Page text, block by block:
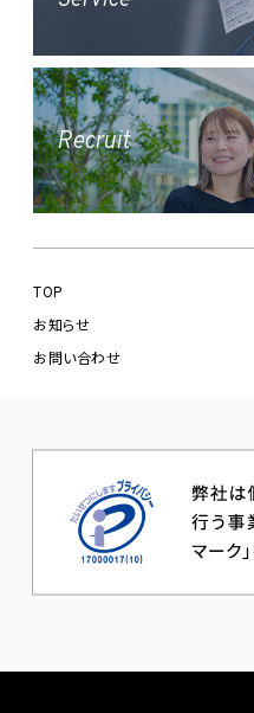
TOP
お知らせ
お問い合わせ
Recruit